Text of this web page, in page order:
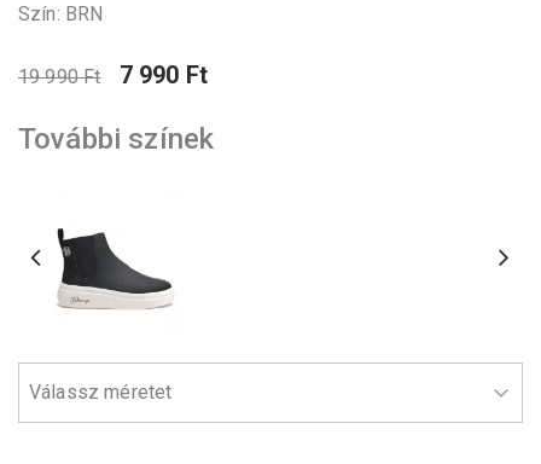
Szín: BRN
19 990 Ft 7 990 Ft
További színek